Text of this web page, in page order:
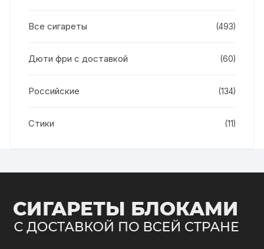
Все сигареты (493)
Дюти фри с доставкой (60)
Российские (134)
Стики (11)